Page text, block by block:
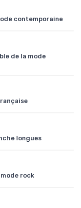
contemporaine
de la mode
longues
rock